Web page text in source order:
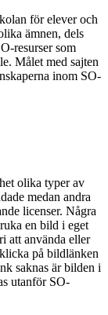
för elever och
ämnen, dels
resurser som
Målet med sajten
inom SO-
olika typer av
medan andra
licenser. Några
en bild i eget
att använda eller
på bildlänken
saknas är bilden i
utanför SO-